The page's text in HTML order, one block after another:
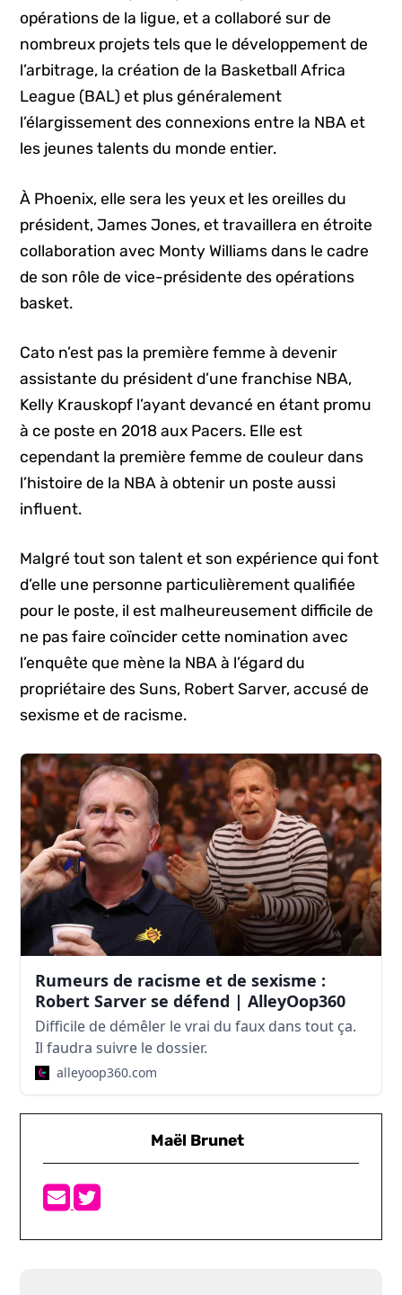
opérations de la ligue, et a collaboré sur de
nombreux projets tels que le développement de
l’arbitrage, la création de la Basketball Africa
League (BAL) et plus généralement
l’élargissement des connexions entre la NBA et
les jeunes talents du monde entier.
À Phoenix, elle sera les yeux et les oreilles du
président, James Jones, et travaillera en étroite
collaboration avec Monty Williams dans le cadre
de son rôle de vice-présidente des opérations
basket.
Cato n’est pas la première femme à devenir
assistante du président d’une franchise NBA,
Kelly Krauskopf l’ayant devancé en étant promu
à ce poste en 2018 aux Pacers. Elle est
cependant la première femme de couleur dans
l’histoire de la NBA à obtenir un poste aussi
influent.
Malgré tout son talent et son expérience qui font
d’elle une personne particulièrement qualifiée
pour le poste, il est malheureusement difficile de
ne pas faire coïncider cette nomination avec
l’enquête que mène la NBA à l’égard du
propriétaire des Suns, Robert Sarver, accusé de
sexisme et de racisme.
Rumeurs de racisme et de sexisme :
Robert Sarver se défend | AlleyOop360
Difficile de démêler le vrai du faux dans tout ça.
Il faudra suivre le dossier.
alleyoop360.com
Maël Brunet